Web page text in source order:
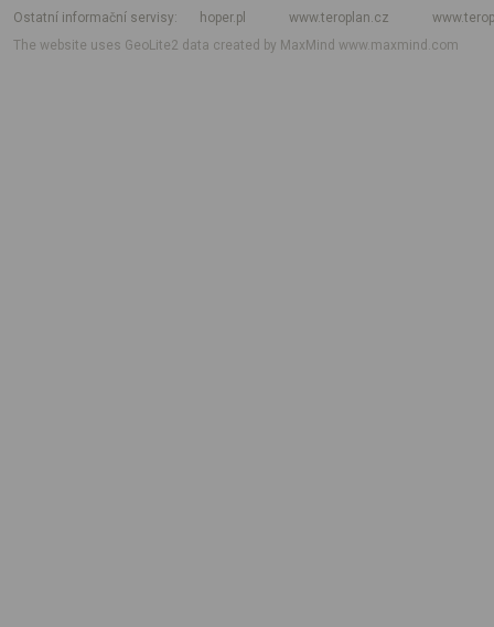
Ostatní informační servisy
hoper.pl www.teroplan.cz
The website uses GeoLite2 data created by MaxMindwww.maxmind.com